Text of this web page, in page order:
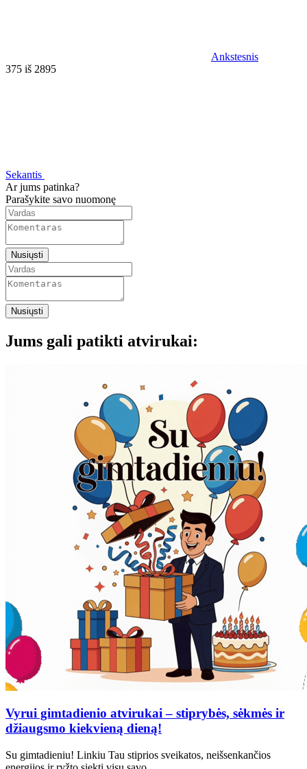
Ankstesnis
375 iš 2895
Sekantis
Ar jums patinka?
Parašykite savo nuomonę
Nusiųsti
Nusiųsti
Jums gali patikti atvirukai:
Vyrui gimtadienio atvirukai – stiprybės, sėkmės ir
džiaugsmo kiekvieną dieną!
Su gimtadieniu! Linkiu Tau stiprios sveikatos, neišsenkančios